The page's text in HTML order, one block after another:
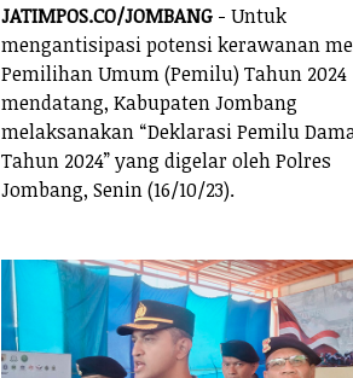
JATIMPOS.CO/JOMBANG - Untuk
mengantisipasi potensi kerawanan
Pemilihan Umum (Pemilu) Tahun 2024
mendatang, Kabupaten Jombang
melaksanakan “Deklarasi Pemilu
Tahun 2024” yang digelar oleh Polres
Jombang, Senin (16/10/23).